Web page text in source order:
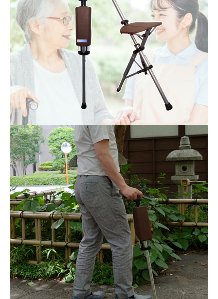
ト用
品
クッ
ン・
枕
リゾ
ート
家具
フィ
ット
ネス
ハン